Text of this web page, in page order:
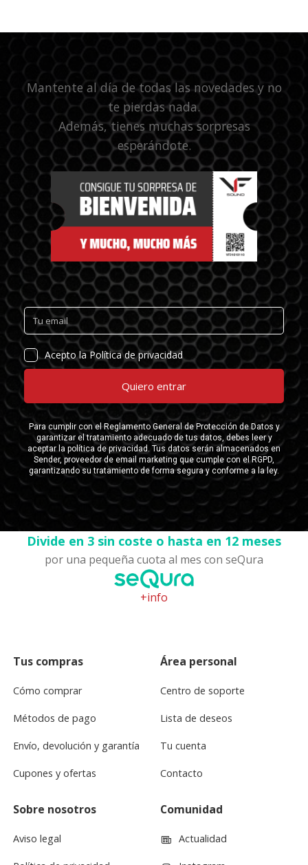
Mantente al día de todas las novedades y no
te pierdas nada.
Además, tienes muchas sorpresas
esperándote.
Divide en 3 sin coste o hasta en 12 meses
por una pequeña cuota al mes con seQura
+info
Tus compras
Cómo comprar
Métodos de pago
Envío, devolución y garantía
Cupones y ofertas
Área personal
Centro de soporte
Lista de deseos
Tu cuenta
Contacto
Sobre nosotros
Aviso legal
Comunidad
Actualidad